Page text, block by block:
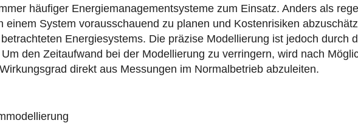
häufiger Energiemanagementsysteme zum Einsatz. Anders als
einem System vorausschauend zu planen und Kostenrisiken
Energiesystems. Die präzise Modellierung ist jedoch durch
den Zeitaufwand bei der Modellierung zu verringern, wird nach
direkt aus Messungen im Normalbetrieb abzuleiten.